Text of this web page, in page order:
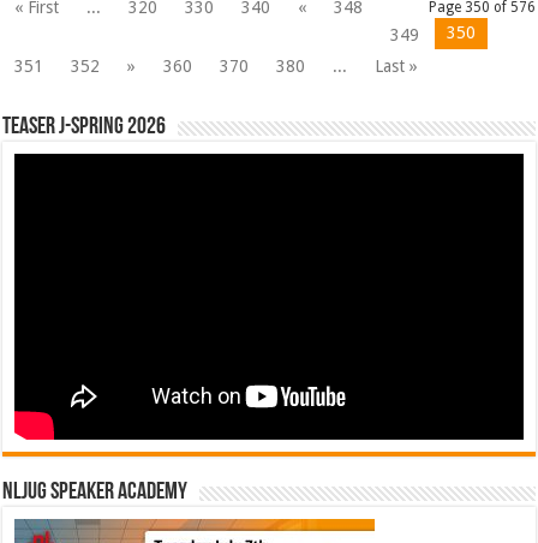
Page 350 of 576
« First ... 320 330 340 «
348
349
350
351
352 » 360 370 380 ... Last »
Teaser J-Spring 2026
NLJUG Speaker Academy